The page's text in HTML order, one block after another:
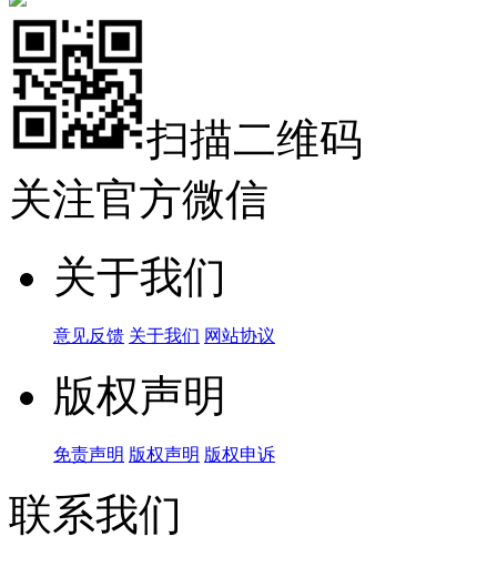
扫描二维码
关注官方微信
关于我们
意见反馈 关于我们 网站协议
版权声明
免责声明 版权声明 版权申诉
联系我们